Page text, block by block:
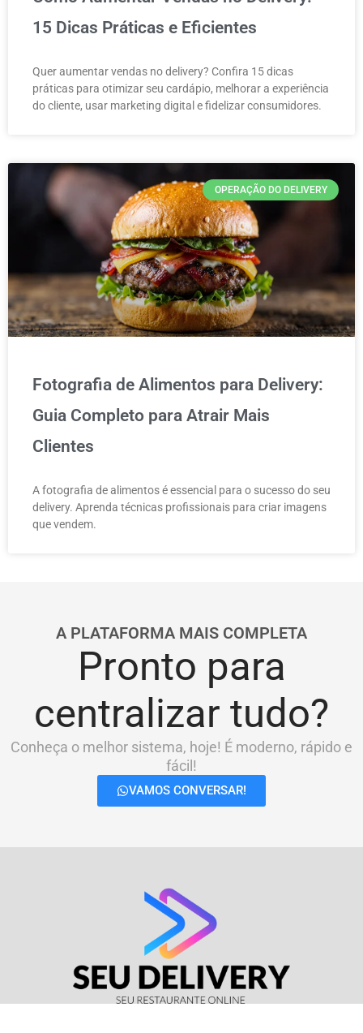
15 Dicas Práticas e Eficientes
Quer aumentar vendas no delivery? Confira 15 dicas
práticas para otimizar seu cardápio, melhorar a experiência
do cliente, usar marketing digital e fidelizar consumidores.
OPERAÇÃO DO DELIVERY
Fotografia de Alimentos para Delivery:
Guia Completo para Atrair Mais
Clientes
A fotografia de alimentos é essencial para o sucesso do seu
delivery. Aprenda técnicas profissionais para criar imagens
que vendem.
A PLATAFORMA MAIS COMPLETA
Pronto para
centralizar tudo?
Conheça o melhor sistema, hoje! É moderno, rápido e
fácil!
VAMOS CONVERSAR!